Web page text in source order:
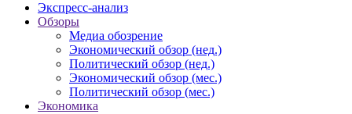
Экспресс-анализ
Обзоры
Медиа обозрение
Экономический обзор (нед.)
Политический обзор (нед.)
Экономический обзор (мес.)
Политический обзор (мес.)
Экономика